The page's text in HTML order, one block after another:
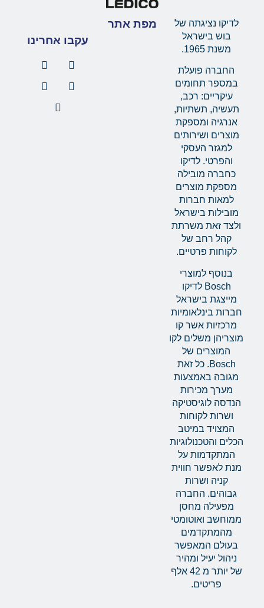
לדיקו נציגתה של
בוש בישראל
משנת 1965.
החברה פועלת
במספר תחומים
עיקריים: רכב,
תעשיה, תשתיות,
אנרגיה ומספקת
מוצרים ושירותים
למגזר העסקי
והפרטי. לדיקו
כחברה מובילה
מספקת מוצרים
למאות חברות
מובילות בישראל
ולצד זאת משרתת
קהל רחב של
לקוחות פרטיים.
בנוסף למוצרי
Bosch לדיקו
מייצגת בישראל
חברות בינלאומיות
מרכזיות אשר קו
מוצריהן משלים לקו
המוצרים של
Bosch. כל זאת
מגובה באמצעות
מערך מכירות
הנדסה לוגיסטיקה
ושרות לקוחות
המצויד במיטב
הכלים והטכנולוגיות
המתקדמות על
מנת לאפשר חווית
קניה ושרות
גבוהים. החברה
מפעילה מחסן
ממוחשב ואוטומטי
מהמתקדמים
בעולם המאפשר
ניהול יעיל ומהיר
של יותר מ 42 אלף
פריטים.
מפת אתר
עקבו אחרינו